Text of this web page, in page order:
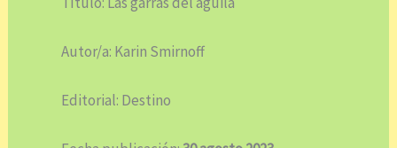
Autor/a: Karin Smirnoff
Editorial: Destino